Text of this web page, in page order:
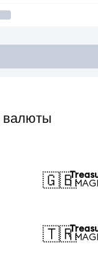
валюты
🇬🇧
1
🇹🇷
1